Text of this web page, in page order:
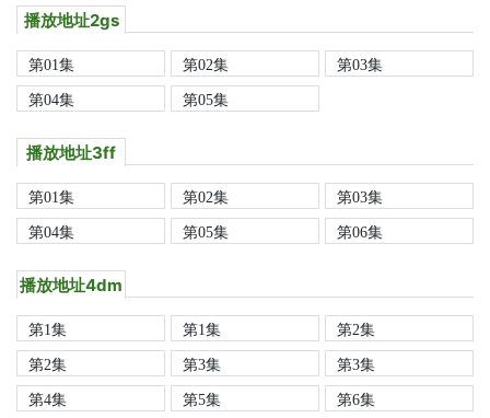
播放地址2gs
第01集 第02集
第03集
第04集
第05集
播放地址3ff
第01集 第02集
第03集
第04集
第05集 第06集
播放地址4dm
第1集 第1集
第2集
第2集
第3集
第3集
第4集
第5集 第6集